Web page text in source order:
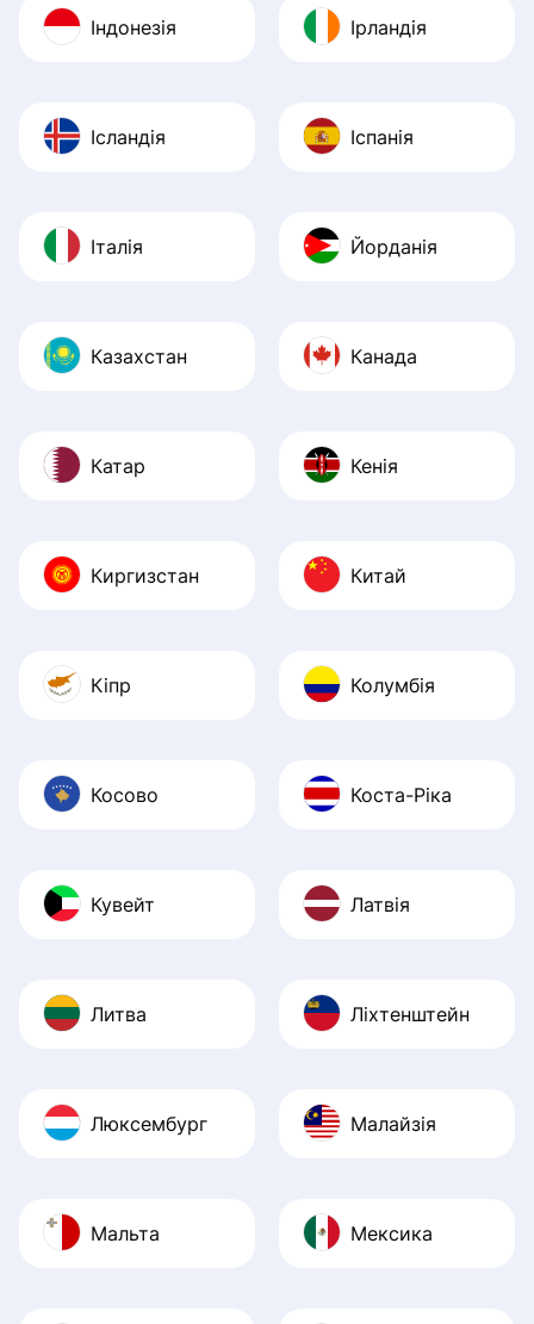
Індонезія Ірландія
Ісландія Іспанія
Італія Йорданія
Казахстан Канада
Катар Кенія
Киргизстан Китай
Кіпр Колумбія
Косово Коста-Ріка
Кувейт Латвія
Литва Ліхтенштейн
Люксембург Малайзія
Мальта Мексика